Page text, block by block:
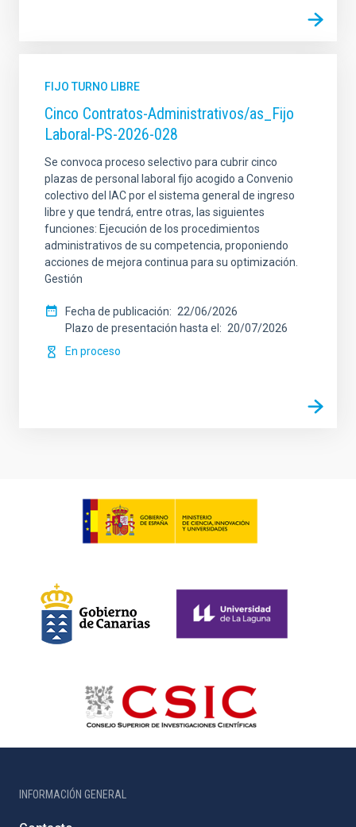
FIJO TURNO LIBRE
Cinco Contratos-Administrativos/as_Fijo
Laboral-PS-2026-028
Se convoca proceso selectivo para cubrir cinco
plazas de personal laboral fijo acogido a Convenio
colectivo del IAC por el sistema general de ingreso
libre y que tendrá, entre otras, las siguientes
funciones: Ejecución de los procedimientos
administrativos de su competencia, proponiendo
acciones de mejora continua para su optimización.
Gestión
Fecha de publicación
22/06/2026
Plazo de presentación hasta el
20/07/2026
En proceso
INFORMACIÓN GENERAL